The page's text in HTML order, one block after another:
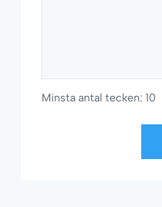
Minsta antal tecken: 10